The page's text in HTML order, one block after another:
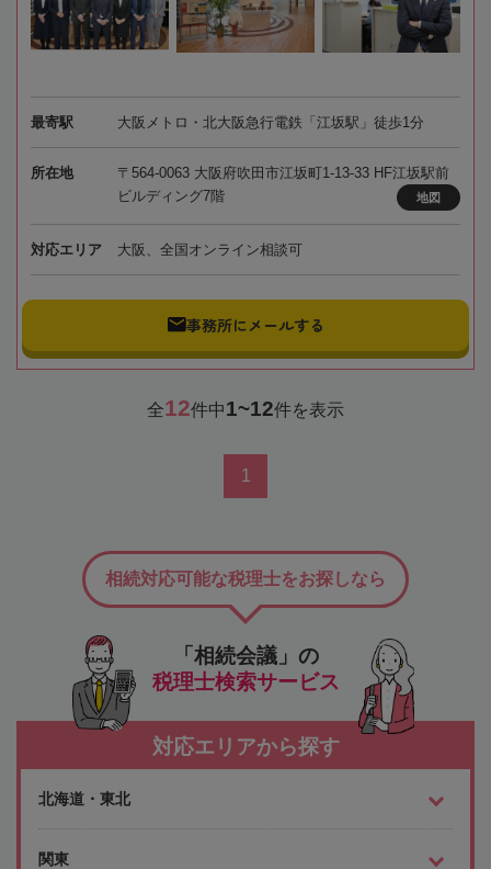
最寄駅 大阪メトロ・北大阪急行電鉄「江坂駅」徒歩1分
所在地
〒564-0063 大阪府吹田市江坂町1-13-33 HF江坂駅前
ビルディング7階
地図
対応エリア 大阪、全国オンライン相談可
事務所にメールする
全12件中1~12件を表示
1
「相続会議」の
税理士検索サービス
相続対応可能な税理士をお探しなら
対応エリアから探す
北海道・東北
関東